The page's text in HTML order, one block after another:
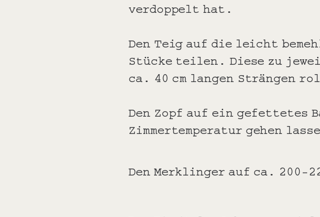
verdoppelt hat.
Den Teig auf die leicht
Stücke teilen. Diese zu
ca. 40 cm langen Strängen
Den Zopf auf ein gefettetes
Zimmertemperatur gehen
Den Merklinger auf ca. 200-